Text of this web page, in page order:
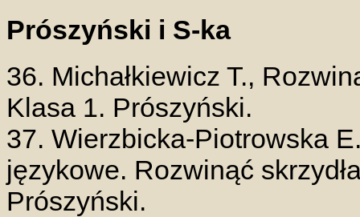
Prószyński i S-ka
36. Michałkiewicz T.,
Klasa 1. Prószyński.
37. Wierzbicka-Piotrowska
językowe. Rozwinąć
Prószyński.